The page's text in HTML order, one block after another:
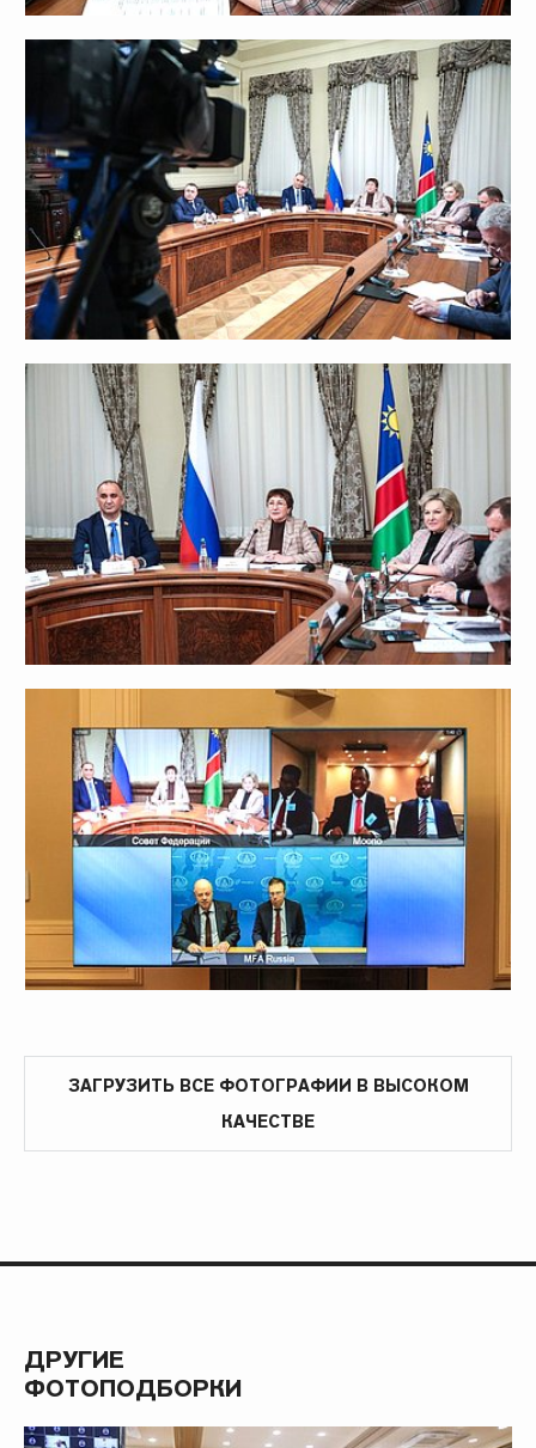
ЗАГРУЗИТЬ ВСЕ ФОТОГРАФИИ В ВЫСОКОМ
КАЧЕСТВЕ
ДРУГИЕ
ФОТОПОДБОРКИ